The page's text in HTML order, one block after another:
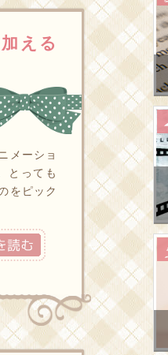
える
メーショ
とっても
をピック
つづきを読む